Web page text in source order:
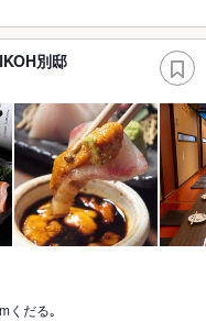
別邸
くだる｡